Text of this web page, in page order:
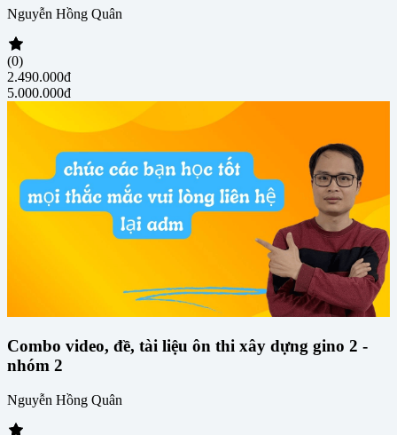
Nguyễn Hồng Quân
(0)
2.490.000đ
5.000.000đ
Combo video, đề, tài liệu ôn thi xây dựng gino 2 -
nhóm 2
Nguyễn Hồng Quân